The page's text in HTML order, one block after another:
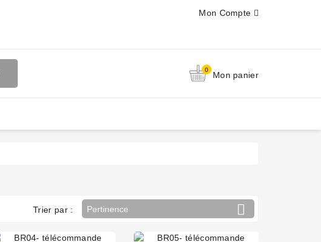
Mon Compte
0 Mon panier
Trier par : Pertinence 